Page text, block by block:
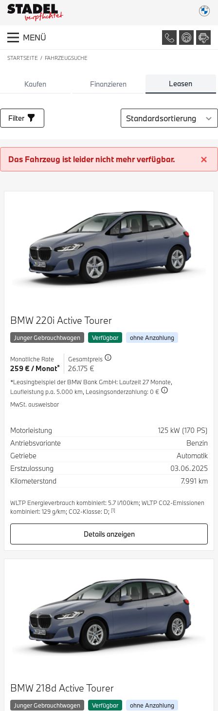
MENÜ
STARTSEITE FAHRZEUGSUCHE
Kaufen Finanzieren Leasen
Filter Sortierung auswählen
Das Fahrzeug ist leider nicht mehr verfügbar.
BMW 220i Active Tourer
Junger Gebrauchtwagen Verfügbar ohne Anzahlung
Monatliche Rate
259 € / Monat*
Gesamtpreis
26.175 €
*Leasingbeispiel der BMW Bank GmbH: Laufzeit 27 Monate,
Laufleistung p.a. 5.000 km, Leasingsonderzahlung: 0 €
MwSt. ausweisbar
Spezifikation
Motorleistung
125 kW (170 PS)
Antriebsvariante
Benzin
Getriebe
Automatik
Erstzulassung
03.06.2025
Kilometerstand
7.991 km
WLTP Energieverbrauch kombiniert: 5.7 l/100km; WLTP CO2-Emissionen
kombiniert: 129 g/km; CO2-Klasse: D; [1]
Details anzeigen
BMW 218d Active Tourer
Junger Gebrauchtwagen Verfügbar ohne Anzahlung